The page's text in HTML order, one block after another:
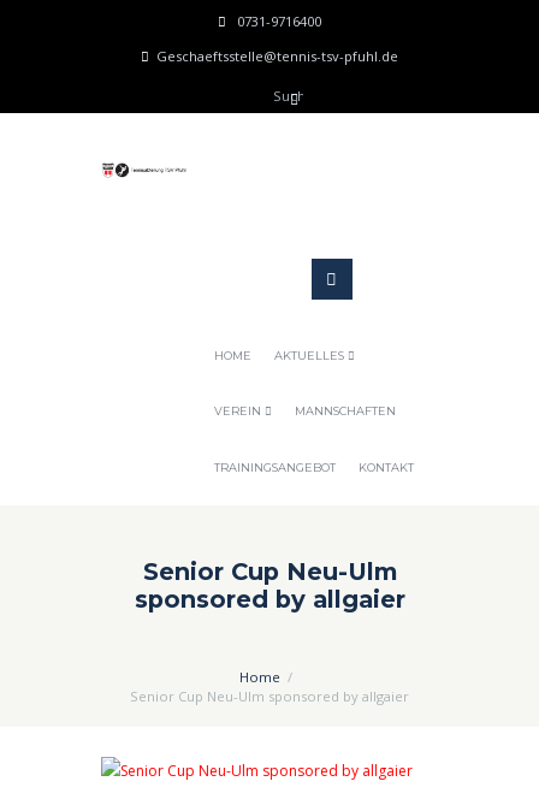
0731-9716400
Geschaeftsstelle@tennis-tsv-pfuhl.de
HOME AKTUELLES
VEREIN MANNSCHAFTEN
TRAININGSANGEBOT KONTAKT
Senior Cup Neu-Ulm
sponsored by allgaier
Home
Senior Cup Neu-Ulm sponsored by allgaier